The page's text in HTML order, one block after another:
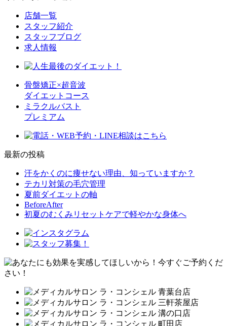
店舗一覧
スタッフ紹介
スタッフブログ
求人情報
骨盤矯正×超音波
ダイエットコース
ミラクルバスト
プレミアム
最新の投稿
汗をかくのに痩せない理由、知っていますか？
テカリ対策の毛穴管理
夏前ダイエットの軸
BeforeAfter
初夏のむくみリセットケアで軽やかな身体へ